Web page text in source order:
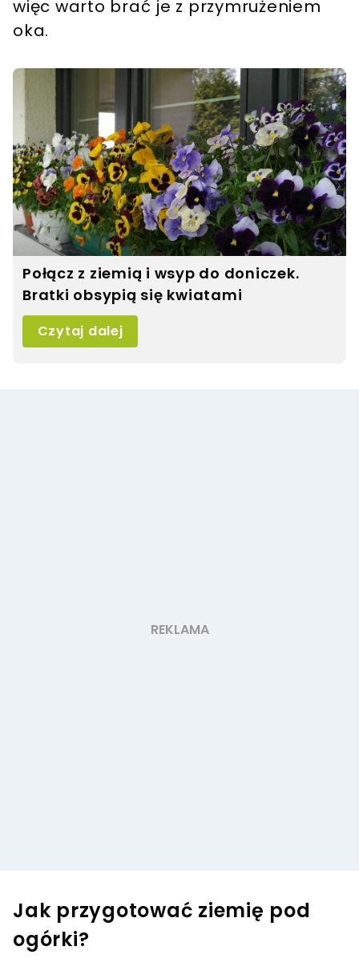
więc warto brać je z przymrużeniem
oka.
Połącz z ziemią i wsyp do doniczek.
Bratki obsypią się kwiatami
Czytaj dalej
Jak przygotować ziemię pod
ogórki?